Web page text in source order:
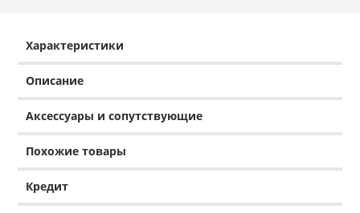
Характеристики
Описание
Аксессуары и сопутствующие
Похожие товары
Кредит